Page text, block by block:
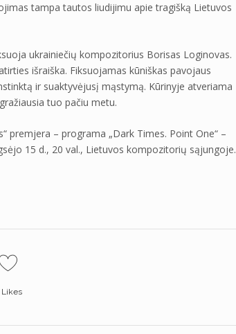
tampa tautos liudijimu apie tragišką Lietuvos
ukrainiečių kompozitorius Borisas Loginovas.
išraiška. Fiksuojamas kūniškas pavojaus
ir suaktyvėjusį mąstymą. Kūrinyje atveriama
tuo pačiu metu.
premjera – programa „Dark Times. Point One“ –
15 d., 20 val., Lietuvos kompozitorių sąjungoje.
Likes